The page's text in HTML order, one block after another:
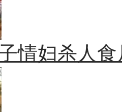
情妇杀人食